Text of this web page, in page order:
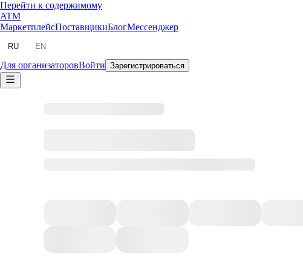
Перейти к содержимому
ATM
МаркетплейсПоставщикиБлогМессенджер
RU EN
Для организаторовВойти Зарегистрироваться